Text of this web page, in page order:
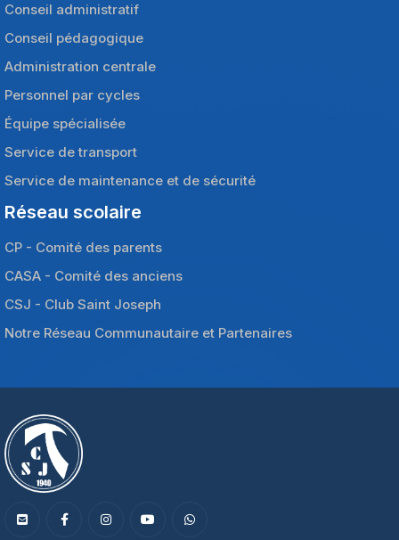
Conseil administratif
Conseil pédagogique
Administration centrale
Personnel par cycles
Équipe spécialisée
Service de transport
Service de maintenance et de sécurité
Réseau scolaire
CP - Comité des parents
CASA - Comité des anciens
CSJ - Club Saint Joseph
Notre Réseau Communautaire et Partenaires